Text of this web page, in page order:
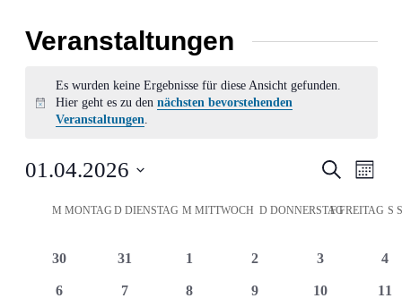
Veranstaltungen
Hinweis
Es wurden keine Ergebnisse für diese Ansicht gefunden.
Hier geht es zu dennächsten bevorstehenden
Veranstaltungen.
Suche
SucheMonat
01.04.2026
wählen.
Kalender
von
Veranstaltungen
MMONTAG DDIENSTAG M MITTWOCH D DONNERSTAG
FFREITAG S
0
30
0
31
0
1
0
2
0
3
0
4
0
6
0
7
0
8
0
9
0
10
0
11